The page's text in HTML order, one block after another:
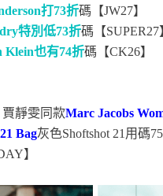
打73折碼【JW27】
特別低73折碼【SUPER27
Klein也有74折碼【CK26】
靜雯同款Marc Jacobs
Bag灰色Shoftshot 21用碼
】